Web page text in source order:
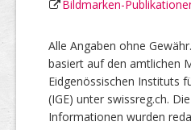
Bildmarken-
Alle Angaben ohne
basiert auf den amtlichen
Eidgenössischen Instituts
(IGE) unter swissreg.ch.
Informationen wurden